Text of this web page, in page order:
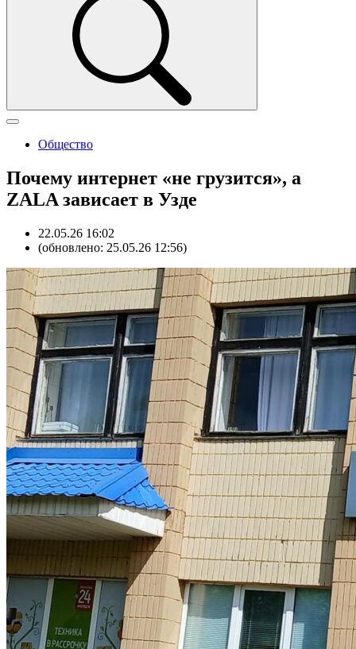
Общество
Почему интернет «не грузится», а
ZALA зависает в Узде
22.05.26 16:02
(обновлено: 25.05.26 12:56)